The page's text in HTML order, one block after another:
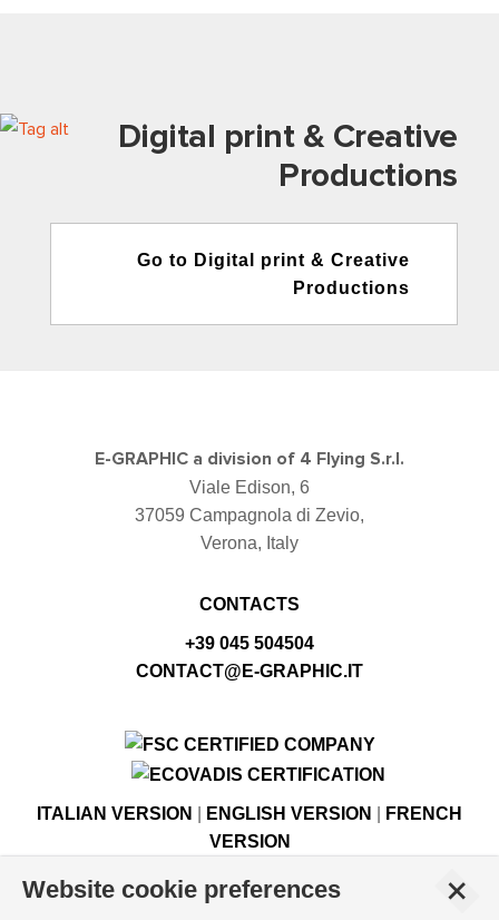
Digital print & Creative
Productions
Go to Digital print & Creative
Productions
E-GRAPHIC a division of 4 Flying S.r.l.
Viale Edison, 6
37059 Campagnola di Zevio,
Verona, Italy
CONTACTS
+39 045 504504
CONTACT@E-GRAPHIC.IT
ITALIAN VERSION ENGLISH VERSION
FRENCH
VERSION
Website cookie preferences +